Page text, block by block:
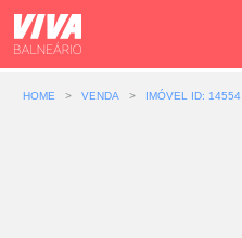
HOME > VENDA > IMÓVEL ID: 14554